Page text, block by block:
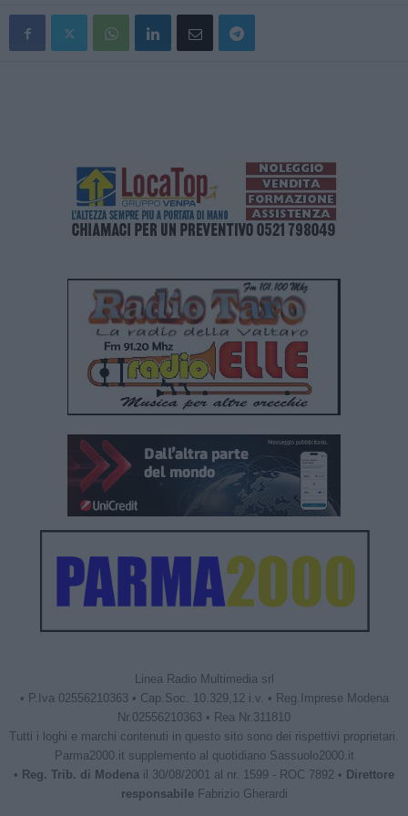
Linea Radio Multimedia srl
• P.Iva 02556210363 • Cap.Soc. 10.329,12 i.v. • Reg.Imprese Modena
Nr.02556210363 • Rea Nr.311810
Tutti i loghi e marchi contenuti in questo sito sono dei rispettivi proprietari.
Parma2000.it supplemento al quotidiano Sassuolo2000.it
• Reg. Trib. di Modena il 30/08/2001 al nr. 1599 - ROC 7892 • Direttore
responsabileFabrizio Gherardi